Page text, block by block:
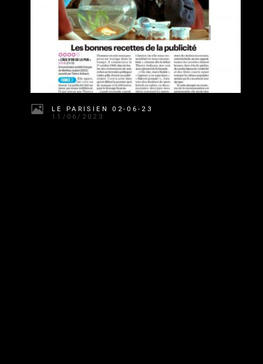
LE PARISIEN 02-06-23
11/06/2023